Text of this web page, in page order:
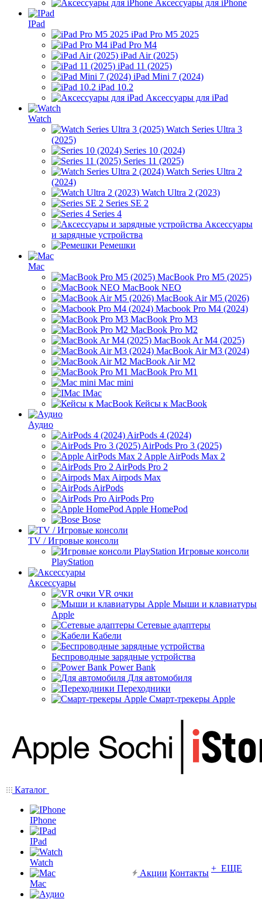
Аксессуары для iPhone
IPad
iPad Pro M5 2025
iPad Pro M4
iPad Air (2025)
iPad 11 (2025)
iPad Mini 7 (2024)
iPad 10.2
Аксессуары для iPad
Watch
Watch Series Ultra 3
(2025)
Series 10 (2024)
Series 11 (2025)
Watch Series Ultra 2
(2024)
Watch Ultra 2 (2023)
Series SE 2
Series 4
Аксессуары
и зарядные устройства
Ремешки
Mac
MacBook Pro M5 (2025)
MacBook NEO
MacBook Air M5 (2026)
Macbook Pro M4 (2024)
MacBook Pro M3
MacBook Pro M2
MacBook Ar M4 (2025)
MacBook Air M3 (2024)
MacBook Air M2
MacBook Pro M1
Mac mini
IMac
Кейсы к MacBook
Аудио
AirPods 4 (2024)
AirPods Pro 3 (2025)
Apple AirPods Max 2
AirPods Pro 2
Airpods Max
AirPods
AirPods Pro
Apple HomePod
Bose
TV / Игровые консоли
Игровые консоли
PlayStation
Аксессуары
VR очки
Мыши и клавиатуры
Apple
Сетевые адаптеры
Кабели
Беспроводные зарядные устройства
Power Bank
Для автомобиля
Переходники
Смарт-трекеры Apple
Каталог
IPhone
IPad
Watch
Mac
Акции Контакты + ЕЩЕ